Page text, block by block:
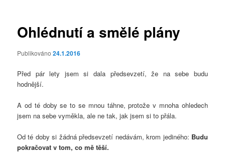
Ohlédnutí a smělé plány
Publikováno24.1.2016
Před pár lety jsem si dala předsevzetí, že na sebe budu
hodnější.
A od té doby se to se mnou táhne, protože v mnoha ohledech
jsem na sebe vyměkla, ale ne tak, jak jsem si to přála.
Od té doby si žádná předsevzetí nedávám, krom jediného: Budu
pokračovat v tom, co mě těší.